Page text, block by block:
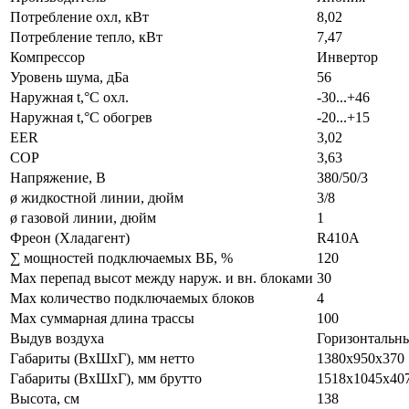
Потребление охл, кВт
8,02
Потребление тепло, кВт
7,47
Компрессор
Инвертор
Уровень шума, дБа
56
Наружная t,°C охл.
-30...+46
Наружная t,°C обогрев
-20...+15
EER
3,02
COP
3,63
Напряжение, В
380/50/3
ø жидкостной линии, дюйм
3/8
ø газовой линии, дюйм
1
Фреон (Хладагент)
R410A
∑ мощностей подключаемых ВБ, %
120
Max перепад высот между наруж. и вн. блоками 30
Max количество подключаемых блоков
4
Max суммарная длина трассы
100
Выдув воздуха
Габариты (ВxШxГ), мм нетто
1380х950х370
Габариты (ВxШxГ), мм брутто
Высота, см
138